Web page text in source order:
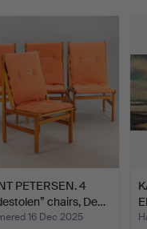
PETERSEN. 4
chairs, De…
16 Dec 2025